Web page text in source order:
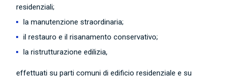
residenziali;
la manutenzione straordinaria;
il restauro e il risanamento conservativo;
la ristrutturazione edilizia,
effettuati su parti comuni di edificio residenziale e su